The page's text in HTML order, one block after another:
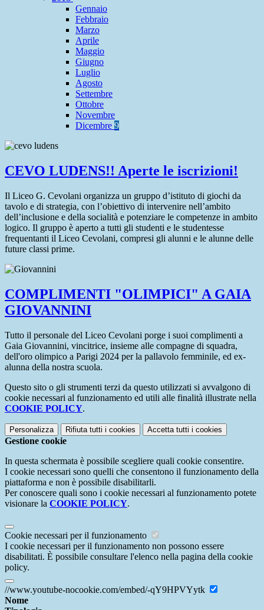
Gennaio
Febbraio
Marzo
Aprile
Maggio
Giugno
Luglio
Agosto
Settembre
Ottobre
Novembre
Dicembre 9
CEVO LUDENS!! Aperte le iscrizioni!
Il Liceo G. Cevolani organizza un gruppo d’istituto di giochi da
tavolo e di strategia, con l’obiettivo di intervenire nell’ambito
dell’inclusione e della socialità e potenziare le competenze in ambito
logico. Il gruppo è aperto a tutti gli studenti e le studentesse
frequentanti il Liceo Cevolani, compresi gli alunni e le alunne delle
future classi prime.
COMPLIMENTI "OLIMPICI" A GAIA
GIOVANNINI
Tutto il personale del Liceo Cevolani porge i suoi complimenti a
Gaia Giovannini, vincitrice, insieme alle compagne di squadra,
dell'oro olimpico a Parigi 2024 per la pallavolo femminile, ed ex-
alunna della nostra scuola.
Questo sito o gli strumenti terzi da questo utilizzati si avvalgono di
cookie necessari al funzionamento ed utili alle finalità illustrate nella
COOKIE POLICY.
Personalizza Rifiuta tutti i cookies Accetta tutti i cookies
Gestione cookie
In questa schermata è possibile scegliere quali cookie consentire.
I cookie necessari sono quelli che consentono il funzionamento della
piattaforma e non è possibile disabilitarli.
Per conoscere quali sono i cookie necessari al funzionamento potete
visionare la COOKIE POLICY.
Cookie necessari per il funzionamento
I cookie necessari per il funzionamento non possono essere
disabilitati. È possibile consultare l'elenco nella pagina della cookie
policy.
//www.youtube-nocookie.com/embed/-qY9HPVYytk
Nome